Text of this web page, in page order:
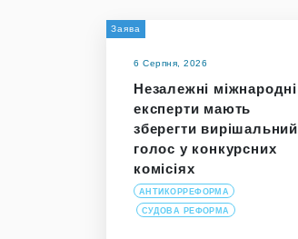
Заява
6 Серпня, 2026
Незалежні міжнародні
експерти мають
зберегти вирішальний
голос у конкурсних
комісіях
АНТИКОРРЕФОРМА
СУДОВА РЕФОРМА